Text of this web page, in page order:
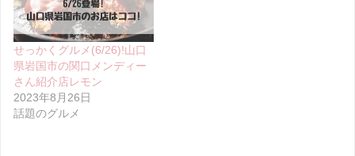
せっかくグルメ(6/26)!山口
県岩国市の関口メンディー
さん紹介店レモン
2023年8月26日
話題のグルメ